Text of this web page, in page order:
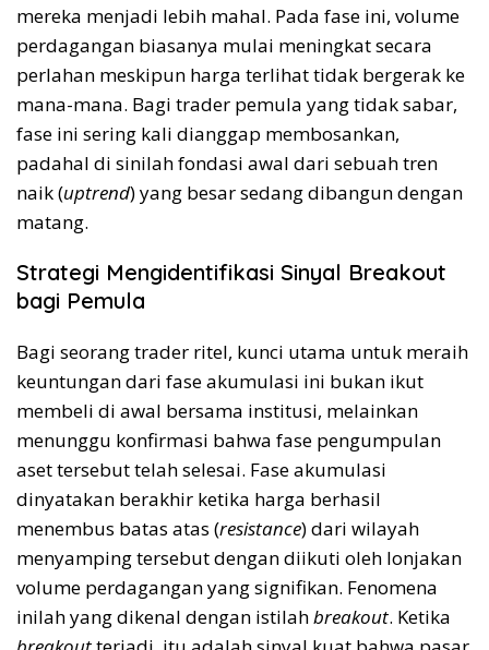
mereka menjadi lebih mahal. Pada fase ini, volume
perdagangan biasanya mulai meningkat secara
perlahan meskipun harga terlihat tidak bergerak ke
mana-mana. Bagi trader pemula yang tidak sabar,
fase ini sering kali dianggap membosankan,
padahal di sinilah fondasi awal dari sebuah tren
naik (uptrend) yang besar sedang dibangun dengan
matang.
Strategi Mengidentifikasi Sinyal Breakout
bagi Pemula
Bagi seorang trader ritel, kunci utama untuk meraih
keuntungan dari fase akumulasi ini bukan ikut
membeli di awal bersama institusi, melainkan
menunggu konfirmasi bahwa fase pengumpulan
aset tersebut telah selesai. Fase akumulasi
dinyatakan berakhir ketika harga berhasil
menembus batas atas (resistance) dari wilayah
menyamping tersebut dengan diikuti oleh lonjakan
volume perdagangan yang signifikan. Fenomena
inilah yang dikenal dengan istilahbreakout. Ketika